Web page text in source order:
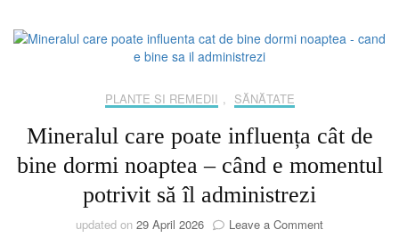
PLANTE SI REMEDII , SĂNĂTATE
Mineralul care poate influența cât de
bine dormi noaptea – când e momentul
potrivit să îl administrezi
updated on 29 April 2026 Leave a Commenton